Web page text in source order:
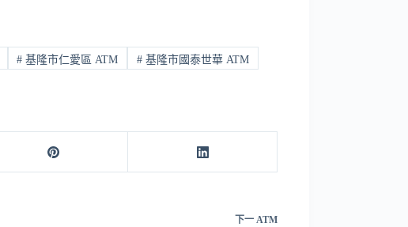
# 基隆市仁愛區 ATM # 基隆市國泰世華 ATM
下一 ATM